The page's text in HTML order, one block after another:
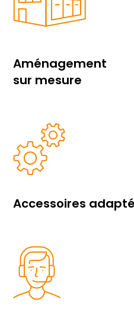
Aménagement
sur mesure
Accessoires